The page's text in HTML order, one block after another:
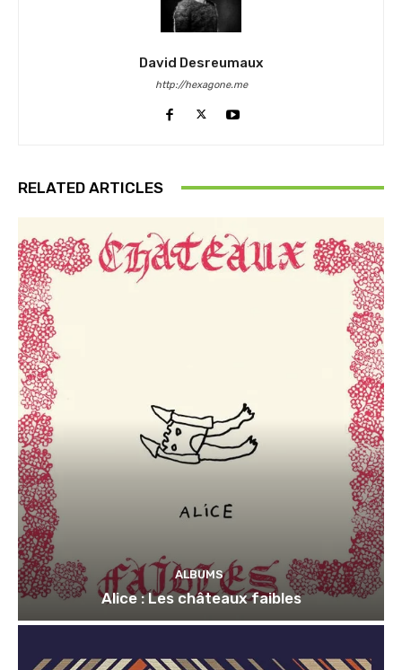
David Desreumaux
http://hexagone.me
RELATED ARTICLES
ALBUMS
Alice : Les châteaux faibles